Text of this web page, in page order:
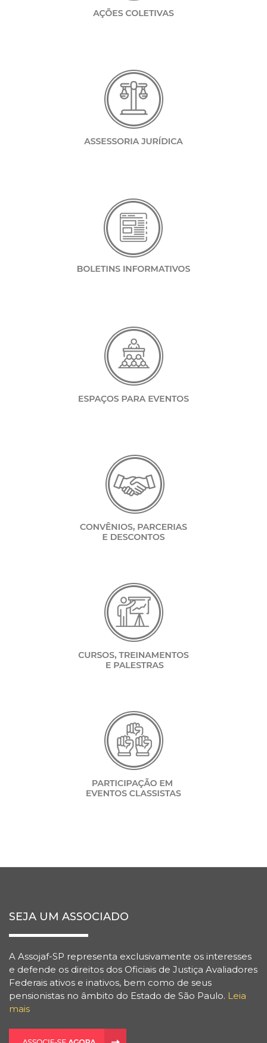
SEJA UM ASSOCIADO
A Assojaf-SP representa exclusivamente os interesses
e defende os direitos dos Oficiais de Justiça Avaliadores
Federais ativos e inativos, bem como de seus
pensionistas no âmbito do Estado de São Paulo. Leia
mais